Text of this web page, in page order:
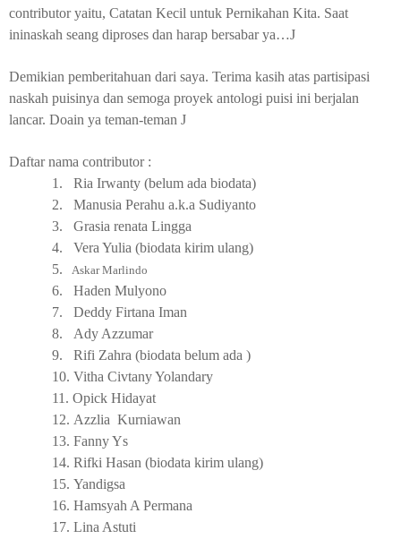
contributor yaitu, Catatan Kecil untuk Pernikahan Kita. Saat
ininaskah seang diproses dan harap bersabar ya…J
Demikian pemberitahuan dari saya. Terima kasih atas partisipasi
naskah puisinya dan semoga proyek antologi puisi ini berjalan
lancar. Doain ya teman-teman J
Daftar nama contributor :
1.
Ria Irwanty (belum ada biodata)
2.
Manusia Perahu a.k.a Sudiyanto
3.
Grasia renata Lingga
4.
Vera Yulia (biodata kirim ulang)
5.
Askar Marlindo
6.
Haden Mulyono
7.
Deddy Firtana Iman
8.
Ady Azzumar
9.
Rifi Zahra (biodata belum ada )
10. Vitha Civtany Yolandary
11. Opick Hidayat
12. Azzlia Kurniawan
13. Fanny Ys
14. Rifki Hasan (biodata kirim ulang)
15. Yandigsa
16. Hamsyah A Permana
17. Lina Astuti